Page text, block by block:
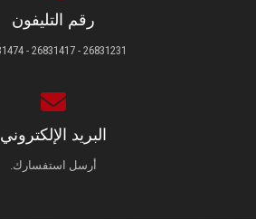
رقم التليفون
26831231 - 26831417 - 26831474
البريد الإلكتروني
أرسل استفسارك.